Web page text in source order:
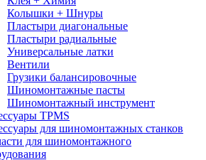
Колышки + Шнуры
Пластыри диагональные
Пластыри радиальные
Универсальные латки
Вентили
Грузики балансировочные
Шиномонтажные пасты
Шиномонтажный инструмент
TPMS
для шиномонтажных станков
для шиномонтажного